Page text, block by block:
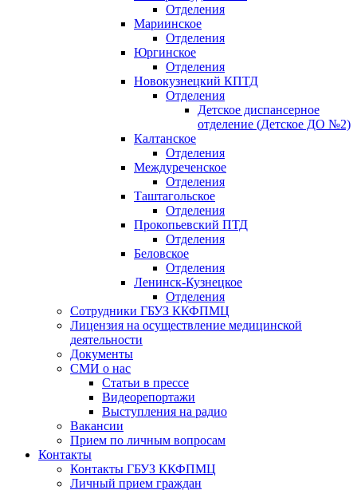
Отделения
Мариинское
Отделения
Юргинское
Отделения
Новокузнецкий КПТД
Отделения
Детское диспансерное
отделение (Детское ДО №2)
Калтанское
Отделения
Междуреченское
Отделения
Таштагольское
Отделения
Прокопьевский ПТД
Отделения
Беловское
Отделения
Ленинск-Кузнецкое
Отделения
Сотрудники ГБУЗ ККФПМЦ
Лицензия на осуществление медицинской
деятельности
Документы
СМИ о нас
Статьи в прессе
Видеорепортажи
Выступления на радио
Вакансии
Прием по личным вопросам
Контакты
Контакты ГБУЗ ККФПМЦ
Личный прием граждан